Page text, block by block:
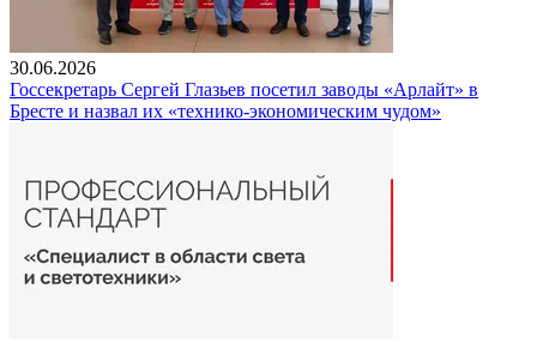
30.06.2026
Госсекретарь Сергей Глазьев посетил заводы «Арлайт» в
Бресте и назвал их «технико-экономическим чудом»